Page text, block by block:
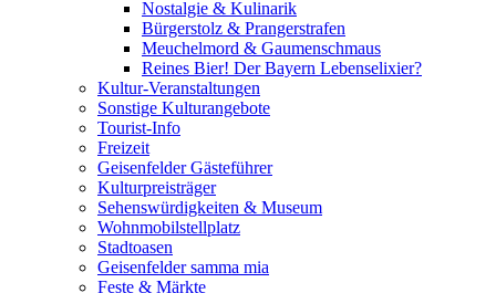
Nostalgie & Kulinarik
Bürgerstolz & Prangerstrafen
Meuchelmord & Gaumenschmaus
Reines Bier! Der Bayern Lebenselixier?
Kultur-Veranstaltungen
Sonstige Kulturangebote
Tourist-Info
Freizeit
Geisenfelder Gästeführer
Kulturpreisträger
Sehenswürdigkeiten & Museum
Wohnmobilstellplatz
Stadtoasen
Geisenfelder samma mia
Feste & Märkte